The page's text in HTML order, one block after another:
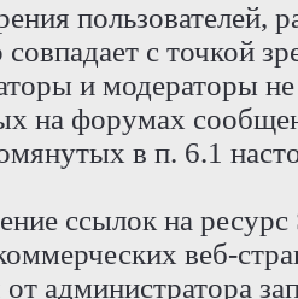
совпадает с точкой
и модераторы не
на форумах
в п. 6.1
ссылок на
веб-
администратора